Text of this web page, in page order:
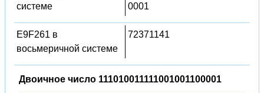
системе
0001
E9F261 в
восьмеричной системе
72371141
Двоичное число 111010011111001001100001